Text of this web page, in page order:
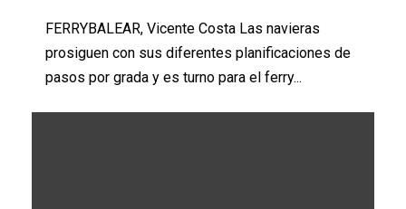
FERRYBALEAR, Vicente Costa Las navieras
prosiguen con sus diferentes planificaciones de
pasos por grada y es turno para el ferry...